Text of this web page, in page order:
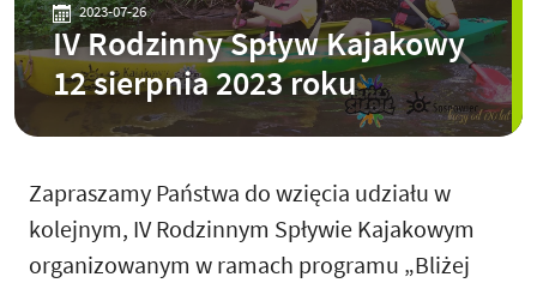
2023-07-26
IV Rodzinny Spływ Kajakowy
12 sierpnia 2023 roku
Zapraszamy Państwa do wzięcia udziału w
kolejnym, IV Rodzinnym Spływie Kajakowym
organizowanym w ramach programu „Bliżej